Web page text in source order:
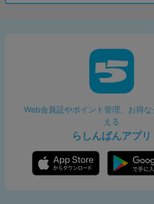
Web会員証やポイント管理、お得
える
らしんばんアプリ